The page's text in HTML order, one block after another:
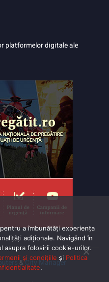
platformelor digitale ale
&City Manager
a îmbunătăți experiența
adiționale. Navigând în
asupra folosirii cookie-urilor.
și condițiile și Politica
.